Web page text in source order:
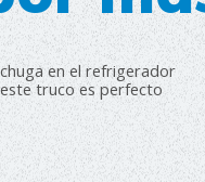
en el refrigerador
truco es perfecto